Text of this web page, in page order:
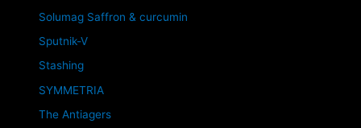
Solumag Saffron & curcumin
Sputnik-V
Stashing
SYMMETRIA
The Antiagers